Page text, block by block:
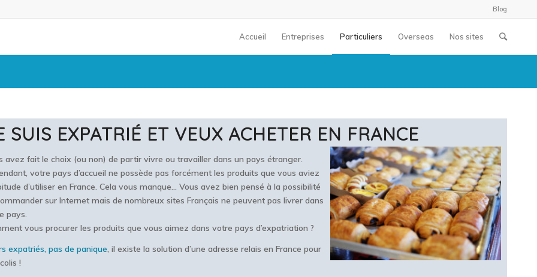
Blog
Accueil Entreprises Particuliers Overseas Nos sites
SUIS EXPATRIÉ ET VEUX ACHETER EN FRANCE
avez fait le choix (ou non) de partir vivre ou travailler dans un pays étranger.
votre pays d’accueil ne possède pas forcément les produits que vous aviez
d’utiliser en France. Cela vous manque… Vous avez bien pensé à la possibilité
sur Internet mais de nombreux sites Français ne peuvent pas livrer dans
pays.
vous procurer les produits que vous aimez dans votre pays d’expatriation ?
expatriés, pas de panique, il existe la solution d’une adresse relais en France pour
!